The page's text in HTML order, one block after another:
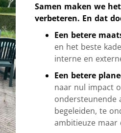
Samen maken we
verbeteren. En dat
Een betere
en het beste
interne en
Een betere
naar nul impact
ondersteunende
begeleiden, te
ambitieuze maar